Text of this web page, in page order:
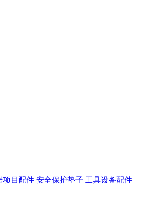
项目配件 安全保护垫子 工具设备配件